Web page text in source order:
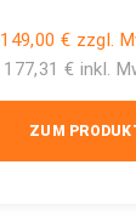
149,00 € zzgl.
177,31 € inkl.
ZUM